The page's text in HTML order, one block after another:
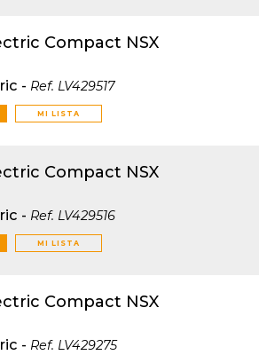
Compact NSX
- Ref. LV429517
MI LISTA
Compact NSX
- Ref. LV429516
MI LISTA
Compact NSX
- Ref. LV429275